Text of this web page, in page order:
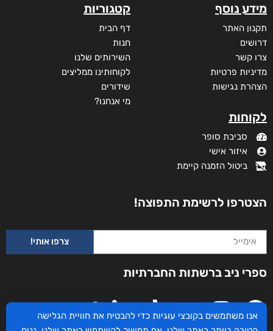
פער ופוטנציאל
דורג
5.00
₪32
–
₪ 55
₪32
מידע נוסף
תקנון האתר
דרושים
צרו קשר
מדיניות פרטיות
הצהרת נגישות
לקוחות
סביבת סופר
איזור אישי
ביטול הזמנה קיימת
קטגוריות
דף הבית
חנות
השירותים שלנו
לקוחותינו ממליצים
שידורים
מי אנחנו?
הצטרפו לרשימת התפוצה!
צרפו אותי!
ספרי ניב ברשתות החברתיות
אנו משתמשים בקובצי עוגיות כדי להבטיח את חוויית הגלישה